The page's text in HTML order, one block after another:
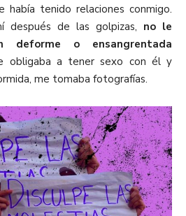
había tenido relaciones conmigo.
después de las golpizas, no le
deforme o ensangrentada
obligaba a tener sexo con él y
me tomaba fotografías.